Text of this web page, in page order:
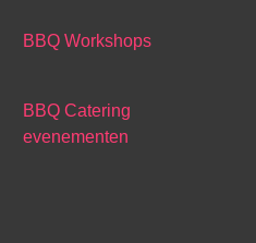
BBQ Workshops
BBQ Catering
evenementen